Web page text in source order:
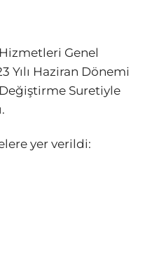
Genel
Yılı Haziran Dönemi
Değiştirme Suretiyle
yer verildi: